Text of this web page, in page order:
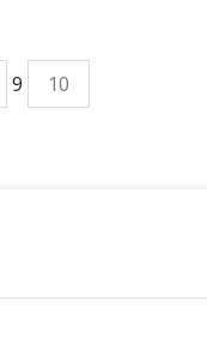
9 10